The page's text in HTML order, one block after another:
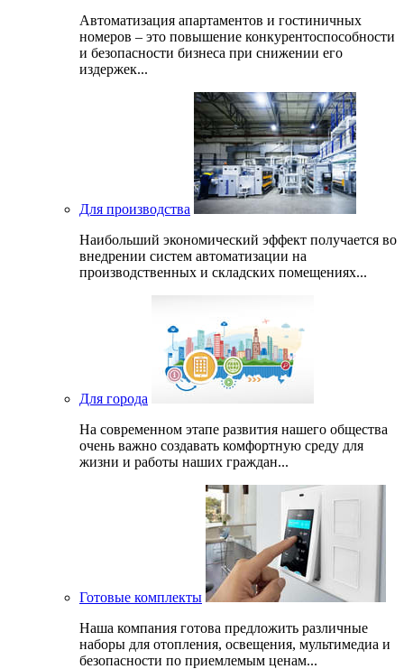
Автоматизация апартаментов и гостиничных
номеров – это повышение конкурентоспособности
и безопасности бизнеса при снижении его
издержек...
Для производства
Наибольший экономический эффект получается во
внедрении систем автоматизации на
производственных и складских помещениях...
Для города
На современном этапе развития нашего общеcтва
очень важно создавать комфортную среду для
жизни и работы наших граждан...
Готовые комплекты
Наша компания готова предложить различные
наборы для отопления, освещения, мультимедиа и
безопасности по приемлемым ценам...